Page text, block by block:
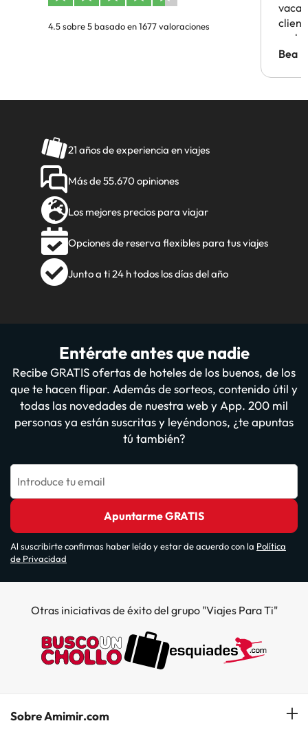
4.5 sobre 5 basado en 1677 valoraciones
Bea
21 años de experiencia en viajes
Más de 55.670 opiniones
Los mejores precios para viajar
Opciones de reserva flexibles para tus viajes
Junto a ti 24 h todos los días del año
Entérate antes que nadie
Recibe GRATIS ofertas de hoteles de los buenos, de los
que te hacen flipar. Además de sorteos, contenido útil y
todas las novedades de nuestra web y App. 200 mil
personas ya están suscritas y leyéndonos, ¿te apuntas
tú también?
Introduce tu email
Apuntarme GRATIS
Al suscribirte confirmas haber leído y estar de acuerdo con la Política
de Privacidad
Otras iniciativas de éxito del grupo "Viajes Para Ti"
Sobre Amimir.com